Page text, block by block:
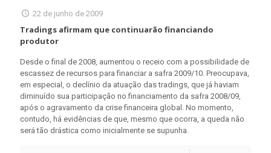
22 de junho de 2009
Tradings afirmam que continuarão financiando
produtor
Desde o final de 2008, aumentou o receio com a possibilidade de
escassez de recursos para financiar a safra 2009/10. Preocupava,
em especial, o declínio da atuação das tradings, que já haviam
diminuído sua participação no financiamento da safra 2008/09,
após o agravamento da crise financeira global. No momento,
contudo, há evidências de que, mesmo que ocorra, a queda não
será tão drástica como inicialmente se supunha.